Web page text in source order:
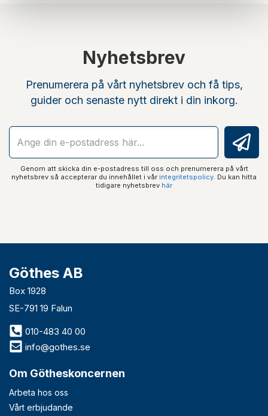
Nyhetsbrev
Prenumerera på vårt nyhetsbrev och få tips,
guider och senaste nytt direkt i din inkorg.
Genom att skicka din e-postadress till oss och prenumerera på vårt
nyhetsbrev så accepterar du innehållet i vår integritetspolicy . Du kan hitta
tidigare nyhetsbrev här
Göthes AB
Box 1928
SE-791 19 Falun
010-483 40 00
info@gothes.se
Om Götheskoncernen
Arbeta hos oss
Vårt erbjudande